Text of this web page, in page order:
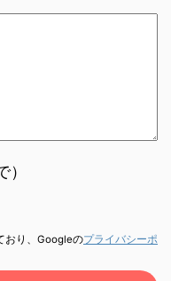
おり、Googleのプライバシーポ